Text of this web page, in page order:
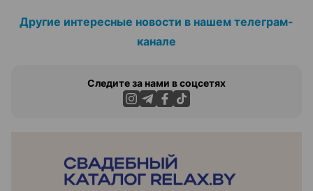
Другие интересные новости в нашем телеграм-
канале
Следите за нами в соцсетях